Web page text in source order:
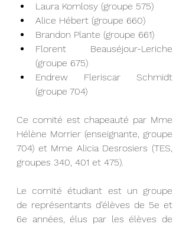
Laura Komlosy (groupe 575)
Alice Hébert (groupe 660)
Brandon Plante (groupe 661)
Florent Beauséjour-Leriche
(groupe 675)
Endrew Fleriscar Schmidt
(groupe 704)
Ce comité est chapeauté par Mme
Hélène Morrier (enseignante, groupe
704) et Mme Alicia Desrosiers (TES,
groupes 340, 401 et 475).
Le comité étudiant est un groupe
de représentants d’élèves de 5e et
6e années, élus par les élèves de